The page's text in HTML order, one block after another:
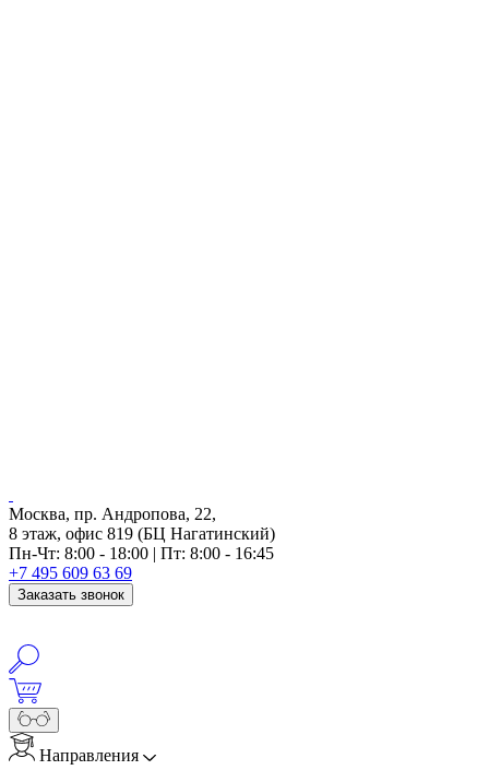
Москва, пр. Андропова, 22,
8 этаж, офис 819 (БЦ Нагатинский)
Пн-Чт: 8:00 - 18:00 | Пт: 8:00 - 16:45
+7 495 609 63 69
Заказать звонок
Направления